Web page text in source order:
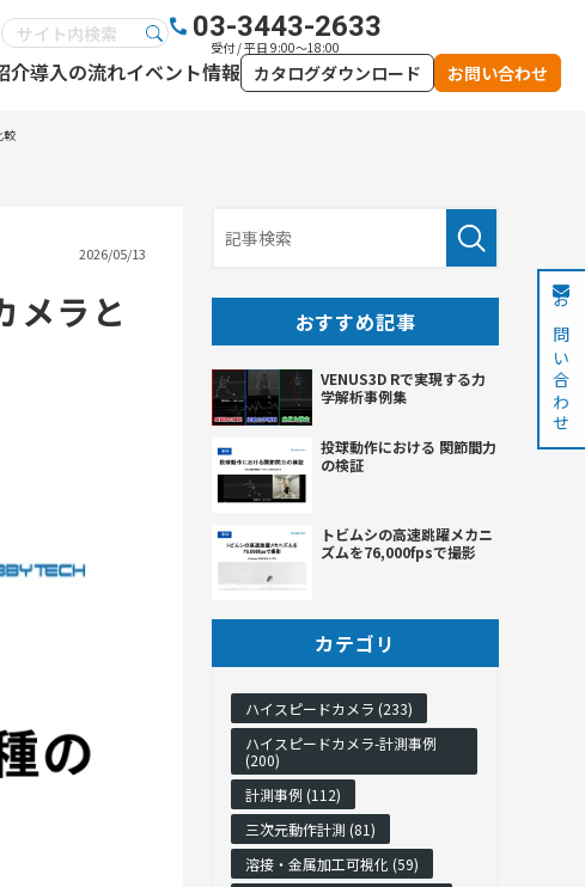
03-3443-2633
受付 / 平日 9:00～18:00
介導入の流れイベント情報 カタログダウンロード お問い合わせ
較
2026/05/13
メラと
おすすめ記事
VENUS3D Rで実現する力
学解析事例集
投球動作における 関節間力
の検証
トビムシの高速跳躍メカニ
ズムを76,000fpsで撮影
カテゴリ
ハイスピードカメラ (233)
ハイスピードカメラ-計測事例
(200)
計測事例 (112)
三次元動作計測 (81)
溶接・金属加工可視化 (59)
お問い合わせ